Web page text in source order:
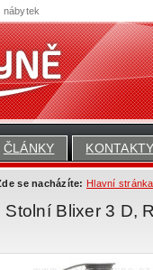
ČLÁNKY
se nacházíte: Hlavní stránka
Stolní Blixer 3 D,